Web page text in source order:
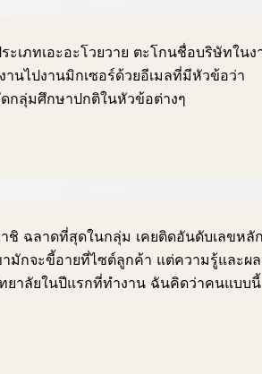
ะเภทเอะอะโวยวาย ตะโกนชื่อบริษัทในง
นไปงานมิกเซอร์ด้วยอีเมลที่มีหัวข้อว่า
กลุ่มศึกษาปกติในหัวข้อต่างๆ
ชิ ฉลาดที่สุดในกลุ่ม เคยติดอันดับเลขหลั
ามักจะขี้อายที่ไซต์ลูกค้า แต่ความรู้และผ
ยาลัยในปีแรกที่ทำงาน ฉันคิดว่าคนแบบนี้